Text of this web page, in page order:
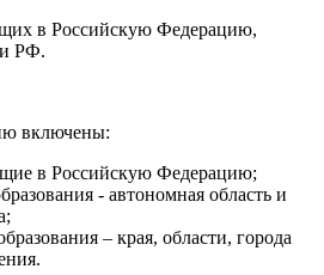
в Российскую Федерацию,
РФ.
включены:
в Российскую Федерацию;
- автономная область и
– края, области, города